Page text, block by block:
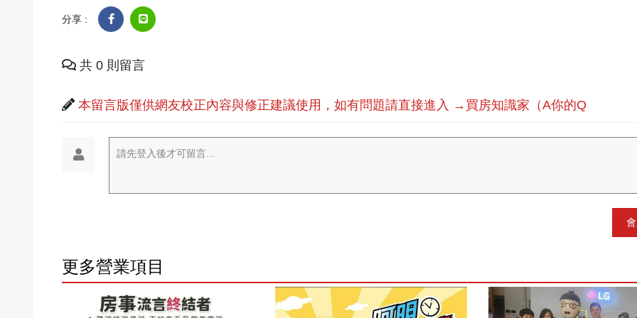
分享 :
共 0 則留言
本留言版僅供網友校正內容與修正建議使用，如有問題請直接進入 →買房知識家（A你的Q
請先登入後才可留言...
更多營業項目